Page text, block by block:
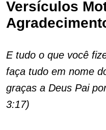
Versículos
E tudo o que você
faça tudo em nome
graças a Deus Pai
3:17)